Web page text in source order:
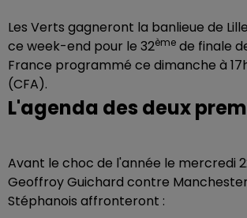
Les Verts gagneront la banlieue de
ce week-end pour le 32ème de finale
France programmé ce dimanche à
(CFA).
L'agenda des deux
Avant le choc de l'année le mercredi
Geoffroy Guichard contre
Stéphanois affronteront :